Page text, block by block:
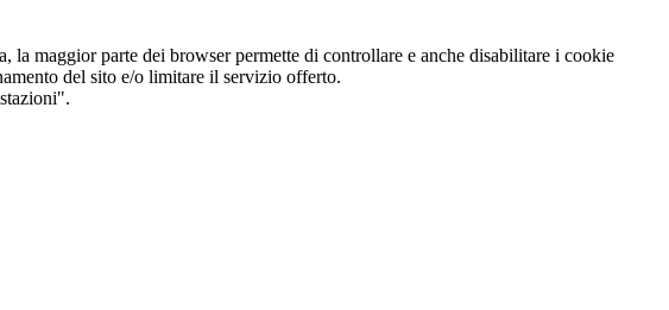
maggior parte dei browser permette di controllare e anche disabilitare i cookie
del sito e/o limitare il servizio offerto.